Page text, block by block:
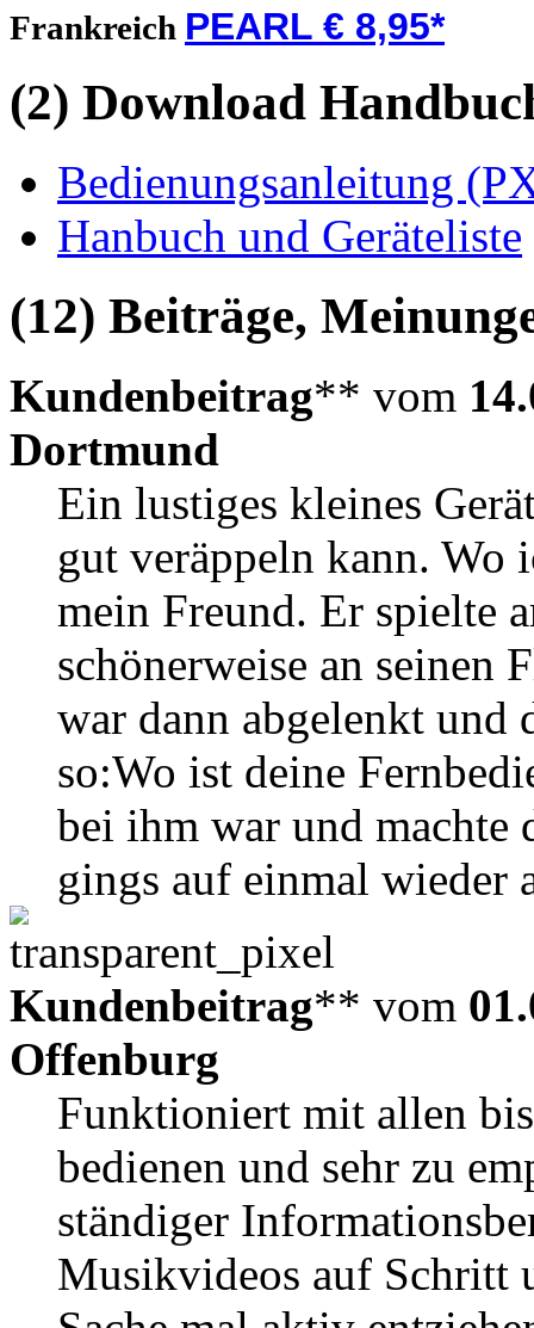
Frankreich PEARL € 8,95*
(2) Download
Bedienungsanleitung
Hanbuch und Geräteliste
(12) Beiträge,
Kundenbeitrag** vom
Dortmund
Ein lustiges kleines
gut veräppeln kann. Wo
mein Freund. Er spielte
schönerweise an seinen
war dann abgelenkt und
so:Wo ist deine
bei ihm war und machte
gings auf einmal wieder
Kundenbeitrag** vom
Offenburg
Funktioniert mit allen
bedienen und sehr zu
ständiger
Musikvideos auf Schritt